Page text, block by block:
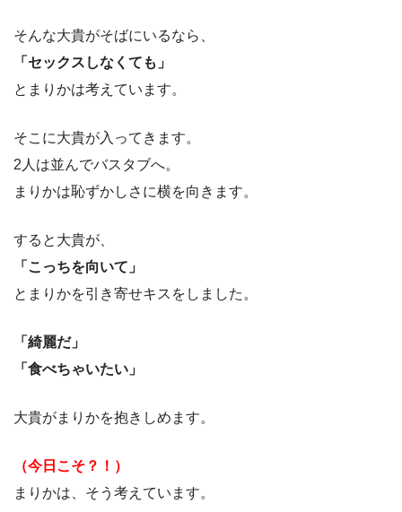
そんな大貴がそばにいるなら、
「セックスしなくても」
とまりかは考えています。
そこに大貴が入ってきます。
2人は並んでバスタブへ。
まりかは恥ずかしさに横を向きます。
すると大貴が、
「こっちを向いて」
とまりかを引き寄せキスをしました。
「綺麗だ」
「食べちゃいたい」
大貴がまりかを抱きしめます。
（今日こそ？！）
まりかは、そう考えています。